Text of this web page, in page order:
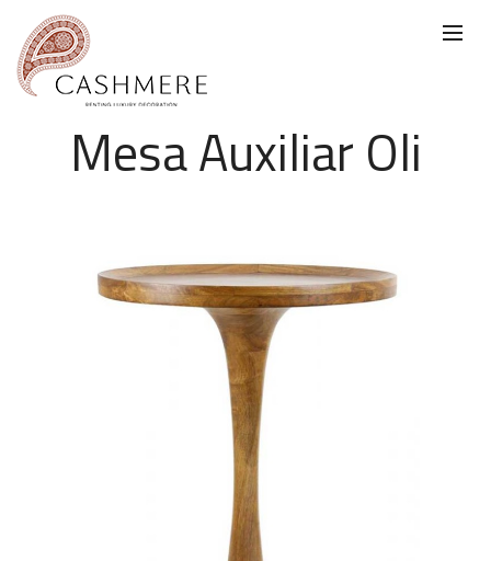
Mesa Auxiliar Oli